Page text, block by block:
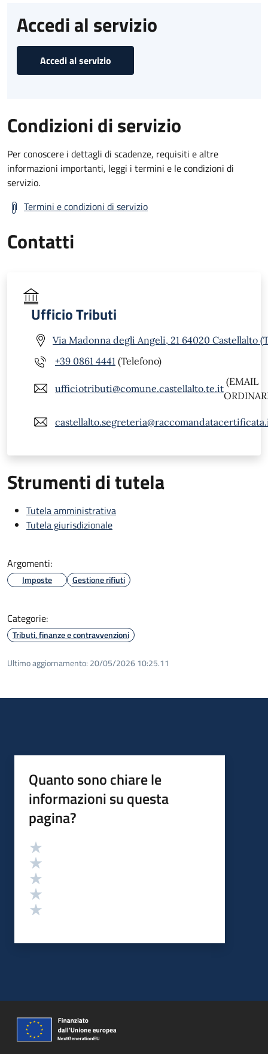
Accedi al servizio
Accedi al servizio
Condizioni di servizio
Per conoscere i dettagli di scadenze, requisiti e altre
informazioni importanti, leggi i termini e le condizioni di
servizio.
Termini e condizioni di servizio
Contatti
Ufficio Tributi
Via Madonna degli Angeli, 21 64020 Castellalto
+39 0861 4441 (Telefono)
ufficiotributi@comune.castellalto.te.it
(EMAIL
Strumenti di tutela
Tutela amministrativa
Tutela giurisdizionale
Argomenti:
Imposte Gestione rifiuti
Categorie:
Tributi, finanze e contravvenzioni
Ultimo aggiornamento: 20/05/2026 10:25.11
Quanto sono chiare le
informazioni su questa
pagina?
Valutazione